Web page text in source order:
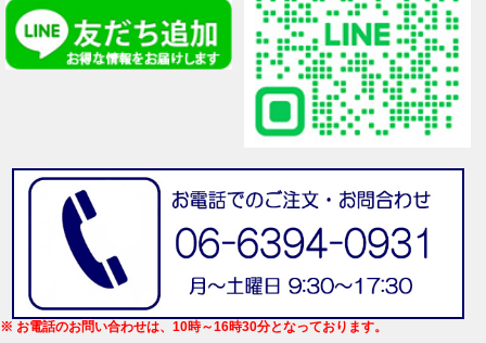
※ お電話のお問い合わせは、10時～16時30分となっております。